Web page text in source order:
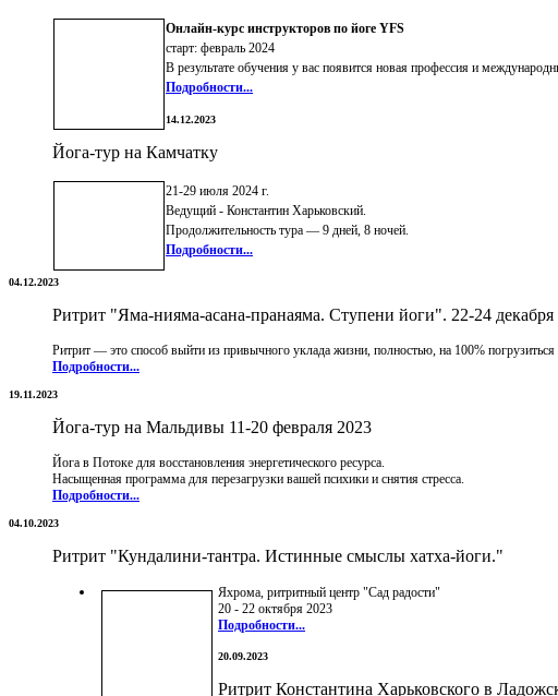
Онлайн-курс инструкторов по йоге YFS
старт: февраль 2024
В результате обучения у вас появится новая профессия и
Подробности...
14.12.2023
Йога-тур на Камчатку
21-29 июля 2024 г.
Ведущий - Константин Харьковский.
Продолжительность тура — 9 дней, 8 ночей.
Подробности...
04.12.2023
Ритрит "Яма-нияма-асана-пранаяма. Ступени йоги". 22-24 декабря
Ритрит — это способ выйти из привычного уклада жизни, полностью, на 100% погрузиться
Подробности...
19.11.2023
Йога-тур на Мальдивы 11-20 февраля 2023
Йога в Потоке для восстановления энергетического ресурса.
Насыщенная программа для перезагрузки вашей психики и снятия стресса.
Подробности...
04.10.2023
Ритрит "Кундалини-тантра. Истинные смыслы хатха-йоги."
Яхрома, ритритный центр "Сад радости"
20 - 22 октября 2023
Подробности...
20.09.2023
Ритрит Константина Харьковского в